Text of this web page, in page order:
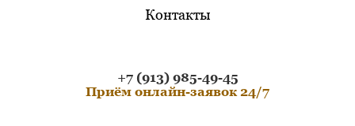
Контакты
+7 (913) 985-49-45
Приём онлайн-заявок 24/7